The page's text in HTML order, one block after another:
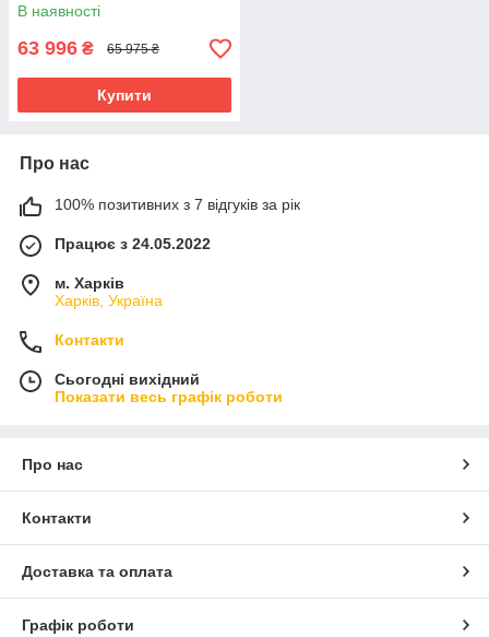
В наявності
63 996 ₴ 65 975 ₴
Купити
Про нас
100% позитивних з 7 відгуків за рік
Працює з 24.05.2022
м. Харків
Харків, Україна
Контакти
Сьогодні вихідний
Показати весь графік роботи
Про нас
Контакти
Доставка та оплата
Графік роботи